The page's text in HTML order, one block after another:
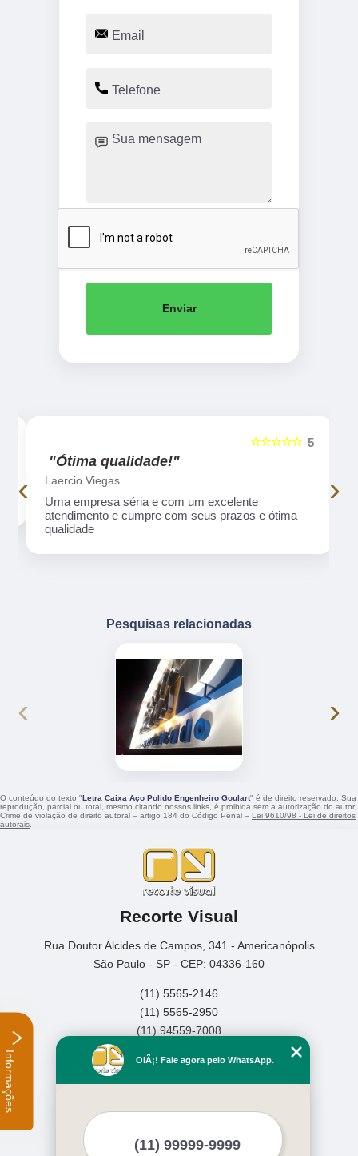
Enviar
5
☆☆☆☆☆
"Ótima qualidade!"
Laercio Viegas
Uma empresa séria e com um excelente
atendimento e cumpre com seus prazos e ótima
qualidade
‹ ›
Pesquisas relacionadas
‹ ›
O conteúdo do texto "Letra Caixa Aço Polido Engenheiro Goulart" é de direito reservado. Sua
reprodução, parcial ou total, mesmo citando nossos links, é proibida sem a autorização do autor.
Crime de violação de direito autoral – artigo 184 do Código Penal – Lei 9610/98 - Lei de direitos
autorais
Recorte Visual
Rua Doutor Alcides de Campos, 341 - Americanópolis
São Paulo - SP - CEP: 04336-160
(11) 5565-2146
(11) 5565-2950
(11) 94559-7008
Home
Serviços
Mapa do site
OlÃ¡! Fale agora pelo WhatsApp.
Informações